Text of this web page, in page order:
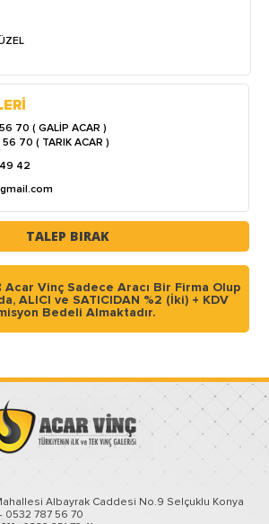
70 ( GALİP ACAR )
70 ( TARIK ACAR )
42
TALEP BIRAK
Acar Vinç Sadece Aracı Bir Firma Olup
ALICI ve SATICIDAN %2 (İki) + KDV
Bedeli Almaktadır.
Albayrak Caddesi No.9 Selçuklu Konya
0532 787 56 70